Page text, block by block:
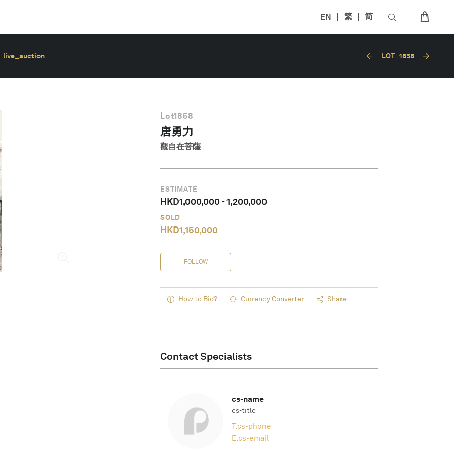
EN 繁 简
live_auction LOT 1858
Lot1858
唐勇力
觀自在菩薩
ESTIMATE
HKD1,000,000-1,200,000
SOLD
HKD1,150,000
FOLLOW
How to Bid? Currency Converter Share
Contact Specialists
cs-name
cs-title
T.cs-phone
E.cs-email